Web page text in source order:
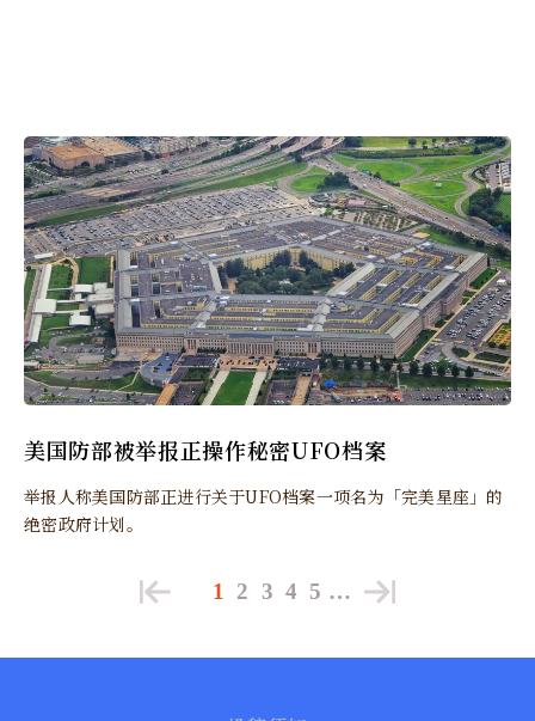
美国防部被举报正操作秘密UFO档案
举报人称美国防部正进行关于UFO档案一项名为「完美星座」的
绝密政府计划。
1 2 3 4 5 …